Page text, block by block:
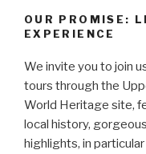
OUR PROMISE:
EXPERIENCE
We invite you to join
tours through the
World Heritage site,
local history,
highlights, in